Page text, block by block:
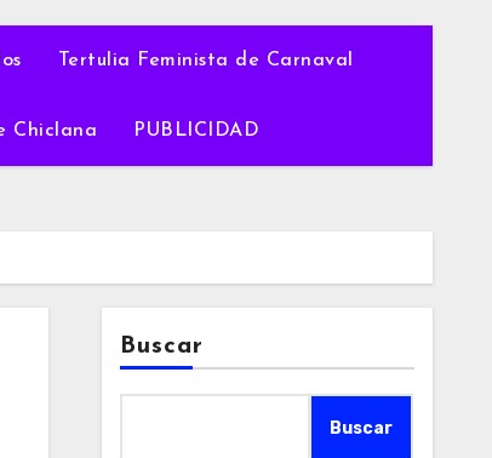
Tertulia Feminista de Carnaval
Chiclana PUBLICIDAD
Buscar
Buscar